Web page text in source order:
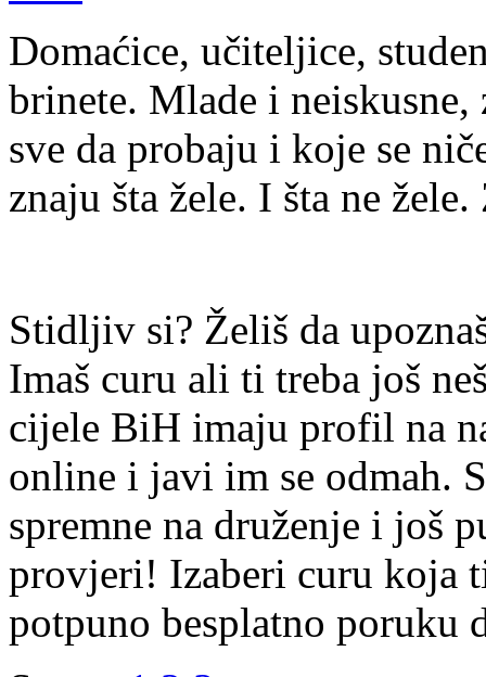
Domaćice, učiteljice,
brinete. Mlade i
sve da probaju i koje se
znaju šta žele. I šta ne
Stidljiv si? Želiš da
Imaš curu ali ti treba još
cijele BiH imaju profil na
online i javi im se odmah.
spremne na druženje i još
provjeri! Izaberi curu koja
potpuno besplatno poruku